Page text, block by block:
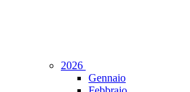
2026
Gennaio